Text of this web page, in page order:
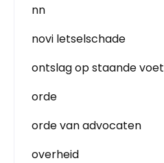
nn
novi letselschade
ontslag op staande voet
orde
orde van advocaten
overheid